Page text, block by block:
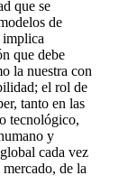
que se
de
implica
que debe
la nuestra con
el rol de
tanto en las
tecnológico,
y
cada vez
mercado, de la